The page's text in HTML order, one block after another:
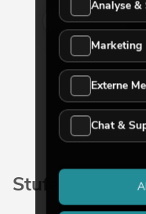
Stufenlinsen
Analyse
Marketing
Externe
Chat &